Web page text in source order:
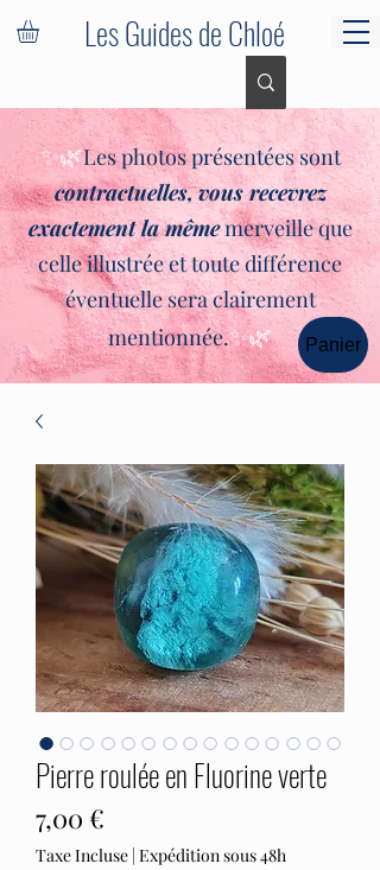
Les Guides de Chloé
✨🌿Les photos présentées sont
contractuelles,vous recevrez
exactement la mêmemerveille que
celle illustrée et toute différence
éventuelle sera clairement
mentionnée.✨🌿 Panier
Pierre roulée en Fluorine verte
7,00 €
Taxe Incluse | Expédition sous 48h